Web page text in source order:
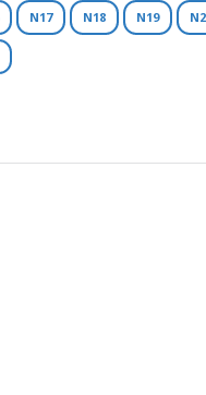
N17 N18 N19